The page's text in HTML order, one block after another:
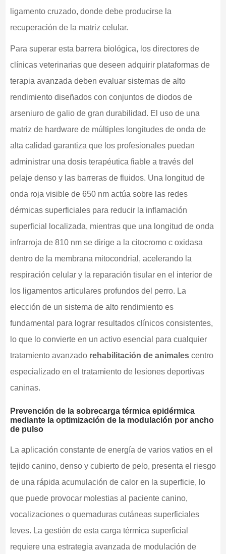
ligamento cruzado, donde debe producirse la
recuperación de la matriz celular.
Para superar esta barrera biológica, los directores de
clínicas veterinarias que deseen adquirir plataformas de
terapia avanzada deben evaluar sistemas de alto
rendimiento diseñados con conjuntos de diodos de
arseniuro de galio de gran durabilidad. El uso de una
matriz de hardware de múltiples longitudes de onda de
alta calidad garantiza que los profesionales puedan
administrar una dosis terapéutica fiable a través del
pelaje denso y las barreras de fluidos. Una longitud de
onda roja visible de 650 nm actúa sobre las redes
dérmicas superficiales para reducir la inflamación
superficial localizada, mientras que una longitud de onda
infrarroja de 810 nm se dirige a la citocromo c oxidasa
dentro de la membrana mitocondrial, acelerando la
respiración celular y la reparación tisular en el interior de
los ligamentos articulares profundos del perro. La
elección de un sistema de alto rendimiento es
fundamental para lograr resultados clínicos consistentes,
lo que lo convierte en un activo esencial para cualquier
tratamiento avanzado rehabilitación de animalescentro
especializado en el tratamiento de lesiones deportivas
caninas.
Prevención de la sobrecarga térmica epidérmica
mediante la optimización de la modulación por ancho
de pulso
La aplicación constante de energía de varios vatios en el
tejido canino, denso y cubierto de pelo, presenta el riesgo
de una rápida acumulación de calor en la superficie, lo
que puede provocar molestias al paciente canino,
vocalizaciones o quemaduras cutáneas superficiales
leves. La gestión de esta carga térmica superficial
requiere una estrategia avanzada de modulación de